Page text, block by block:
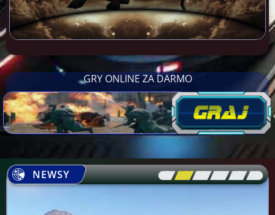
GRY ONLINE ZA DARMO
NEWSY [\ \\ \\ \\ \\ \]